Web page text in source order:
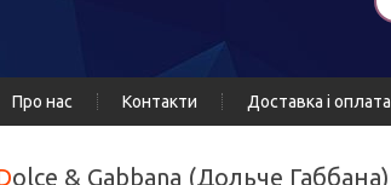
Про нас Контакти Доставка і оплата
Dolce & Gabbana (Дольче Габбана)